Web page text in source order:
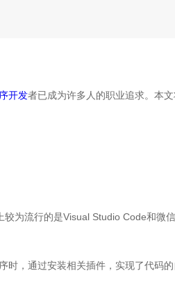
开发者已成为许多人的职业追求。本
为流行的是Visual Studio Code和微
，通过安装相关插件，实现了代码